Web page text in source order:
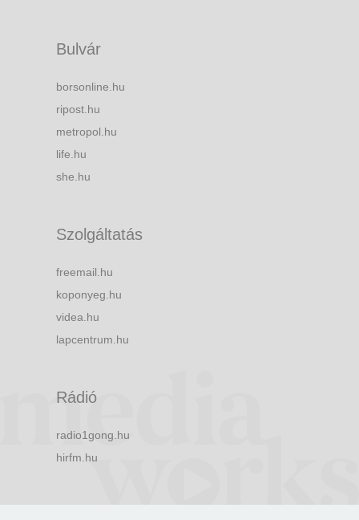
Bulvár
borsonline.hu
ripost.hu
metropol.hu
life.hu
she.hu
Szolgáltatás
freemail.hu
koponyeg.hu
videa.hu
lapcentrum.hu
Rádió
radio1gong.hu
hirfm.hu